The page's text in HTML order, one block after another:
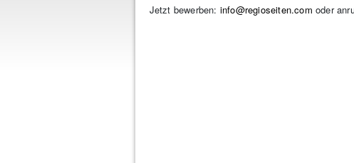
Jetzt bewerben: info@regioseiten.com oder